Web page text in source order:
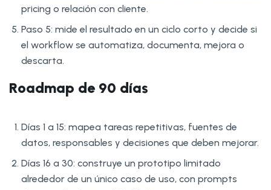
pricing o relación con cliente.
Paso 5: mide el resultado en un ciclo corto y decide si
el workflow se automatiza, documenta, mejora o
descarta.
Roadmap de 90 días
Días 1 a 15: mapea tareas repetitivas, fuentes de
datos, responsables y decisiones que deben mejorar.
Días 16 a 30: construye un prototipo limitado
alrededor de un único caso de uso, con prompts